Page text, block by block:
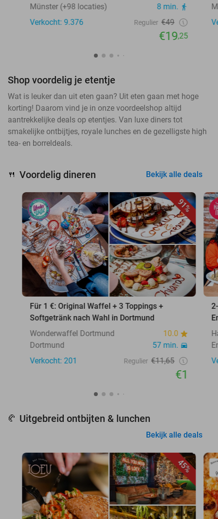
Münster (+98 locaties)
8 min.
Verkocht: 9.376
Regulier €49
€19,25
Shop voordelig je etentje
Wat is leuker dan uit eten gaan? Uit eten gaan met hoge
korting! Daarom vind je in onze voordeelshop altijd
aantrekkelijke deals op etentjes. Van luxe diners tot
smakelijke ontbijtjes, royale lunches en de gezelligste high
tea- en borreldeals.
🍴 Voordelig dineren Bekijk alle deals
91%
Für 1 €: Original Waffel + 3 Toppings +
Softgetränk nach Wahl in Dortmund
Wonderwaffel Dortmund
10.0
Dortmund
57 min.
Verkocht: 201
Regulier €11,65
€1
🥐 Uitgebreid ontbijten & lunchen
Bekijk alle deals
45%